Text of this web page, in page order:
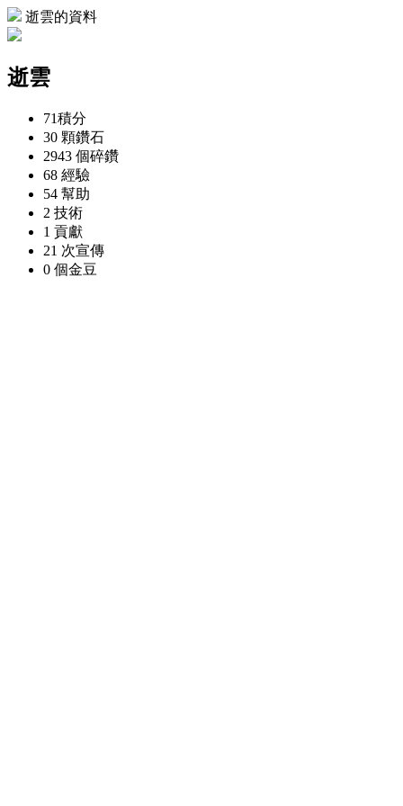
逝雲的資料
逝雲
71積分
30 顆鑽石
2943 個碎鑽
68 經驗
54 幫助
2 技術
1 貢獻
21 次宣傳
0 個金豆